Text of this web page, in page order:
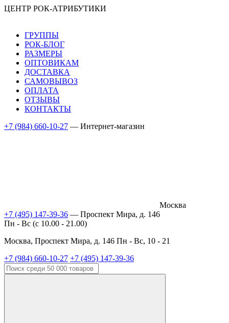
ЦЕНТР РОК-АТРИБУТИКИ
ГРУППЫ
РОК-БЛОГ
РАЗМЕРЫ
ОПТОВИКАМ
ДОСТАВКА
САМОВЫВОЗ
ОПЛАТА
ОТЗЫВЫ
КОНТАКТЫ
+7 (984) 660-10-27 — Интернет-магазин
Москва
+7 (495) 147-39-36 — Проспект Мира, д. 146
Пн - Вс (c 10.00 - 21.00)
Москва, Проспект Мира, д. 146 Пн - Вс, 10 - 21
+7 (984) 660-10-27 +7 (495) 147-39-36